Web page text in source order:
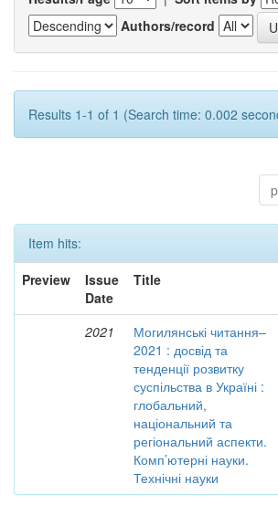
Authors/record
Results 1-1 of 1 (Search time: 0.002
Item hits:
Preview
Issue
Date
Title
2021
Могилянські читання–
2021 : досвід та
тенденції розвитку
суспільства в Україні :
глобальний,
національний та
регіональний аспекти.
Комп’ютерні науки.
Технічні науки